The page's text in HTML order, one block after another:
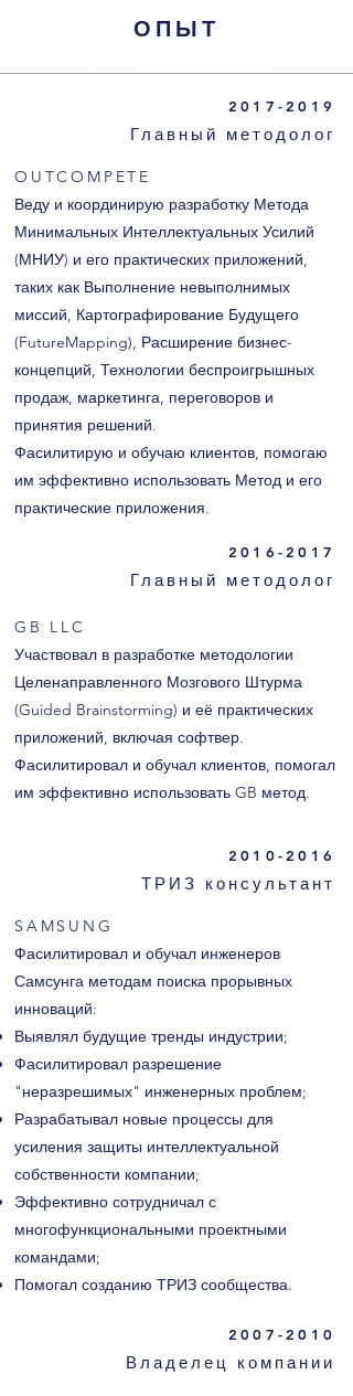
GB LLC
Участвовал в разработке методологии
Целенаправленного Мозгового Штурма
(Guided Brainstorming) и её практических
приложений, включая софтвер.
Фасилитировал и обучал клиентов, помогал
им эффективно использовать GB метод.
2017-2019
Главный методолог
2010-2016
ТРИЗ консультант
SAMSUNG
Фасилитировал и обучал инженеров
Самсунга методам поиска прорывных
инноваций:
Выявлял будущие тренды индустрии;
Фасилитировал разрешение
"неразрешимых" инженерных проблем;
Разрабатывал новые процессы для
усиления защиты интеллектуальной
собственности компании;
Эффективно сотрудничал с
многофункциональными проектными
командами;
Помогал созданию ТРИЗ сообщества.
2007-2010
Владелец компании
OUTCOMPETE
Веду и координирую разработку Метода
Минимальных Интеллектуальных Усилий
(МНИУ) и его практических приложений,
таких как Выполнение невыполнимых
миссий, Картографирование Будущего
(FutureMapping), Расширение бизнес-
концепций, Технологии беспроигрышных
продаж, маркетинга, переговоров и
принятия решений.
Фасилитирую и обучаю клиентов, помогаю
им эффективно использовать Метод и его
практические приложения.
2016-2017
Главный методолог
ОПЫТ